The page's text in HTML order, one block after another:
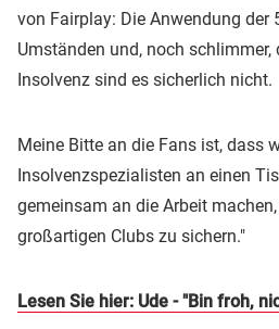
von Fairplay: Die Anwendung der
Umständen und, noch schlimmer,
Insolvenz sind es sicherlich nicht.
Meine Bitte an die Fans ist, dass
Insolvenzspezialisten an einen
gemeinsam an die Arbeit
großartigen Clubs zu sichern."
Lesen Sie hier: Ude - "Bin froh,